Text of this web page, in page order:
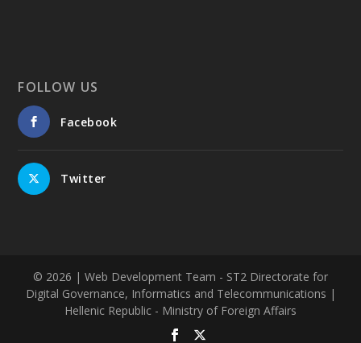
FOLLOW US
Facebook
Twitter
© 2026 | Web Development Team - ST2 Directorate for
Digital Governance, Informatics and Telecommunications |
Hellenic Republic - Ministry of Foreign Affairs